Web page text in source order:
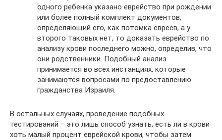
одного ребенка указано еврейство при рождении
или более полный комплект документов,
определяющий его, как потомка евреев, а у
второго таковых нет, то доказать еврейство по
анализу крови последнего можно, определив, что
они родственники. Подобный анализ
принимается во всех инстанциях, которые
занимаются вопросами по предоставлению
гражданства Израиля.
В остальных случаях, проведение подобных
тестирований – это лишь способ узнать, есть ли в крови
хоть малый процент еврейской крови, чтобы затем